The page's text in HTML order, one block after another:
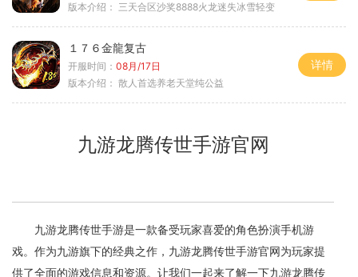
版本介绍： 三天合区沙奖8888火龙迷失冰雪轻变
１７６金龍复古
开服时间： 08月/17日
版本介绍： 散人首选养老天堂纯公益
详情
九游龙腾传世手游官网
九游龙腾传世手游是一款备受玩家喜爱的角色扮演手机游
戏。作为九游旗下的经典之作，九游龙腾传世手游官网为玩家提
供了全面的游戏信息和资源。让我们一起来了解一下九游龙腾传